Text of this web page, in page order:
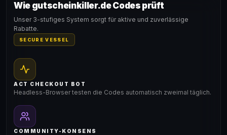
Gültig für teilnehmende Produkte
Wie gutscheinkiller.de Codes prüft
Unser 3-stufiges System sorgt für aktive und zuverlässige
Rabatte.
SECURE VESSEL
ACT CHECKOUT BOT
Headless-Browser testen die Codes automatisch zweimal täglich.
COMMUNITY-KONSENS